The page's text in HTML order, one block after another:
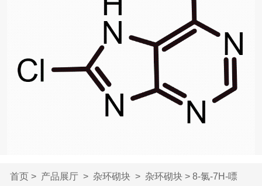
首页> 产品展厅> 杂环砌块> 杂环砌块> 8-氯-7H-嘌